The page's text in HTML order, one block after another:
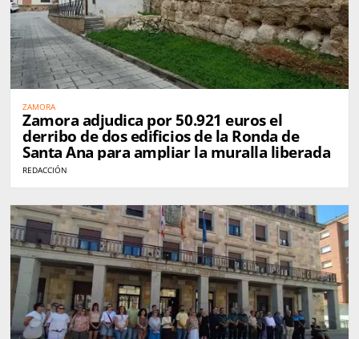
ZAMORA
Zamora adjudica por 50.921 euros el
derribo de dos edificios de la Ronda de
Santa Ana para ampliar la muralla liberada
REDACCIÓN